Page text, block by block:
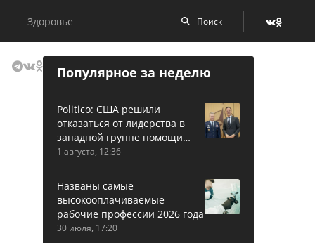
Здоровье
Популярное за неделю
Politico: США решили
отказаться от лидерства в
западной группе помощи
Украине
1 августа, 12:36
Названы самые
высокооплачиваемые
рабочие профессии 2026 года
30 июля, 17:20